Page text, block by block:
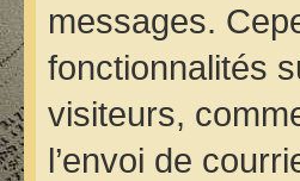
messages.
fonctionnalités
visiteurs,
l’envoi de